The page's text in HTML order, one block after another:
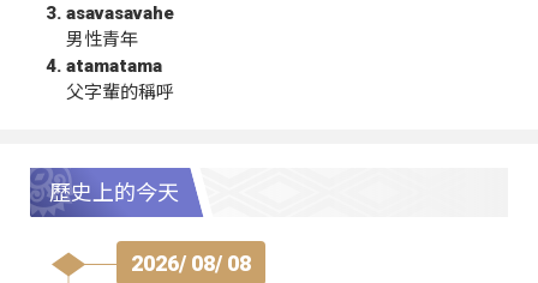
asavasavahe
男性青年
atamatama
父字輩的稱呼
歷史上的今天
2026/ 08/ 08